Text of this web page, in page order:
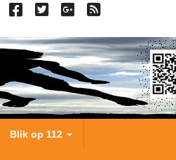
Blik op 112